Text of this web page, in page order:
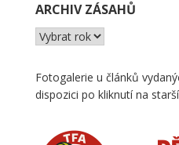
ARCHIV ZÁSAHŮ
Fotogalerie u článků
dispozici po kliknutí na